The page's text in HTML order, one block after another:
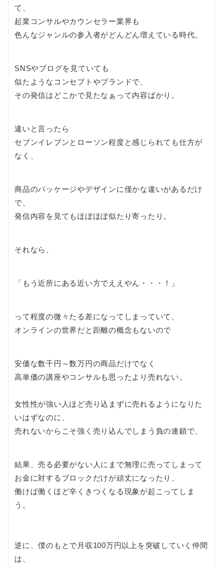
て、
起業コンサルやカウンセラー業界も
色んなジャンルの参入者がどんどん増えている時代。
SNSやブログを見ていても
似たようなコンセプトやブランドで、
その発信はどこかで見たなぁって内容ばかり。
違いと言ったら
セブンイレブンとローソン程度と感じられても仕方が
なく、
商品のパッケージやデザインに僅かな違いがあるだけ
で、
発信内容を見てもほぼほぼ似たり寄ったり。
それなら、
「もう近所にある近い方でええやん・・・！」
って程度の微々たる差になってしまっていて、
オンラインの世界だと距離の概念もないので
安価な数千円～数万円の商品だけでなく
高単価の講座やコンサルも思ったより売れない。
女性性が強い人ほど売り込まずに売れるようになりた
いはずなのに、
売れないからこそ強く売り込んでしまう負の連鎖で、
結果、売る必要がない人にまで無理に売ってしまって
お金に対するブロックだけが頑丈になったり、
働けば働くほど辛くきつくなる現象が起こってしま
う。
逆に、僕のもとで月収100万円以上を突破していく仲間
は、